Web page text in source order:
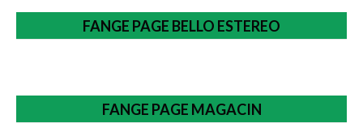
FANGE PAGE BELLO ESTEREO
FANGE PAGE MAGACIN